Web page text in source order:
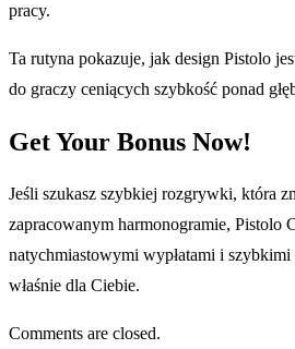
pracy.
Ta rutyna pokazuje, jak design Pistolo
do graczy ceniących szybkość ponad
Get Your Bonus Now!
Jeśli szukasz szybkiej rozgrywki, która
zapracowanym harmonogramie, Pistolo
natychmiastowymi wypłatami i
właśnie dla Ciebie.
Comments are closed.